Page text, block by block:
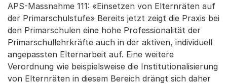
APS-Massnahme 111: «Einsetzen von Elternräten auf
der Primarschulstufe» Bereits jetzt zeigt die Praxis bei
den Primarschulen eine hohe Professionalität der
Primarschullehrkräfte auch in der aktiven, individuell
angepassten Elternarbeit auf. Eine weitere
Verordnung wie beispielsweise die Institutionalisierung
von Elternräten in diesem Bereich drängt sich daher